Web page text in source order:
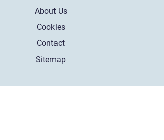
About Us
Cookies
Contact
Sitemap